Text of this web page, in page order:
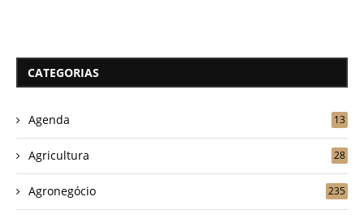
CATEGORIAS
Agenda 13
Agricultura 28
Agronegócio 235